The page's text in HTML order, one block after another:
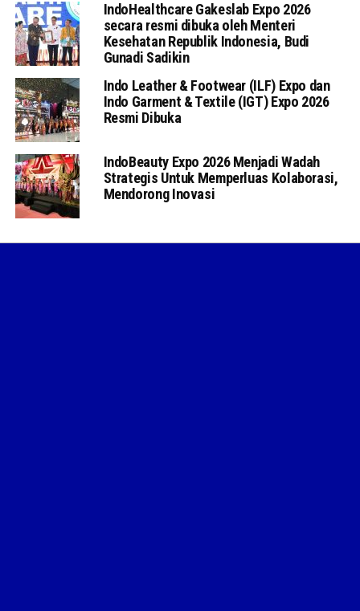
IndoHealthcare Gakeslab Expo 2026
secara resmi dibuka oleh Menteri
Kesehatan Republik Indonesia, Budi
Gunadi Sadikin
Indo Leather & Footwear (ILF) Expo dan
Indo Garment & Textile (IGT) Expo 2026
Resmi Dibuka
IndoBeauty Expo 2026 Menjadi Wadah
Strategis Untuk Memperluas Kolaborasi,
Mendorong Inovasi